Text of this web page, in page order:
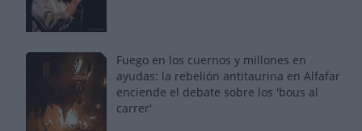
Fuego en los cuernos y millones en
ayudas: la rebelión antitaurina en Alfafar
enciende el debate sobre los 'bous al
carrer'